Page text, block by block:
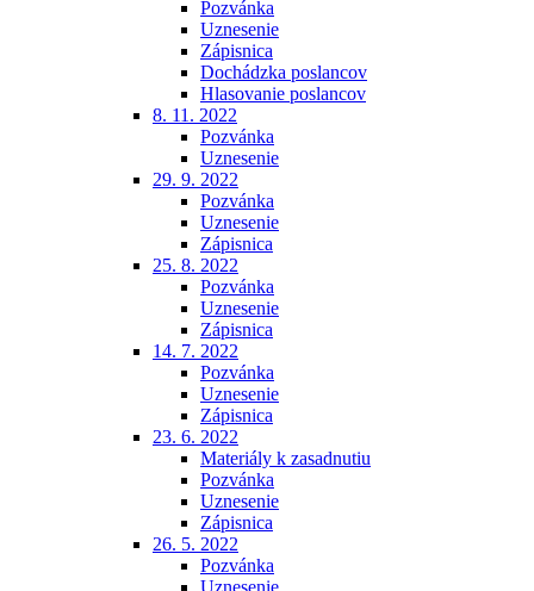
Pozvánka
Uznesenie
Zápisnica
Dochádzka poslancov
Hlasovanie poslancov
8. 11. 2022
Pozvánka
Uznesenie
29. 9. 2022
Pozvánka
Uznesenie
Zápisnica
25. 8. 2022
Pozvánka
Uznesenie
Zápisnica
14. 7. 2022
Pozvánka
Uznesenie
Zápisnica
23. 6. 2022
Materiály k zasadnutiu
Pozvánka
Uznesenie
Zápisnica
26. 5. 2022
Pozvánka
Uznesenie